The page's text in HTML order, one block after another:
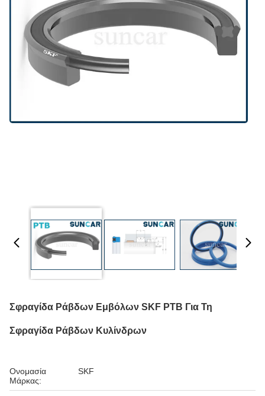
Σφραγίδα Ράβδων Εμβόλων SKF PTB Για Τη
Σφραγίδα Ράβδων Κυλίνδρων
Ονομασία
Μάρκας:
SKF